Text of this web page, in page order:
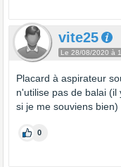
vite25
Le 28/08/2020 à
Placard à aspirateur
n'utilise pas de balai
si je me souviens bien)
0